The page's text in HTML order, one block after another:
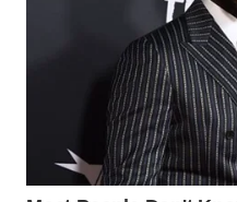
WAHANA